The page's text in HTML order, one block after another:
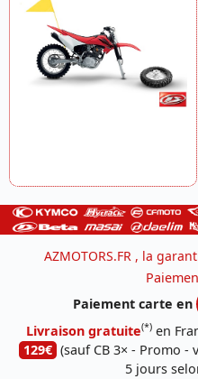
AZMOTORS.FR , la
Paiement carte en
Livraison gratuite(*) en
129€ (sauf CB 3× - Promo -
5 jours